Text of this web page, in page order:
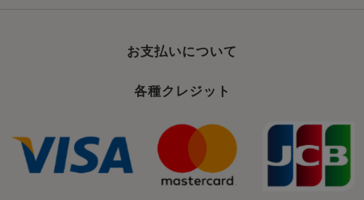
お支払いについて
各種クレジット